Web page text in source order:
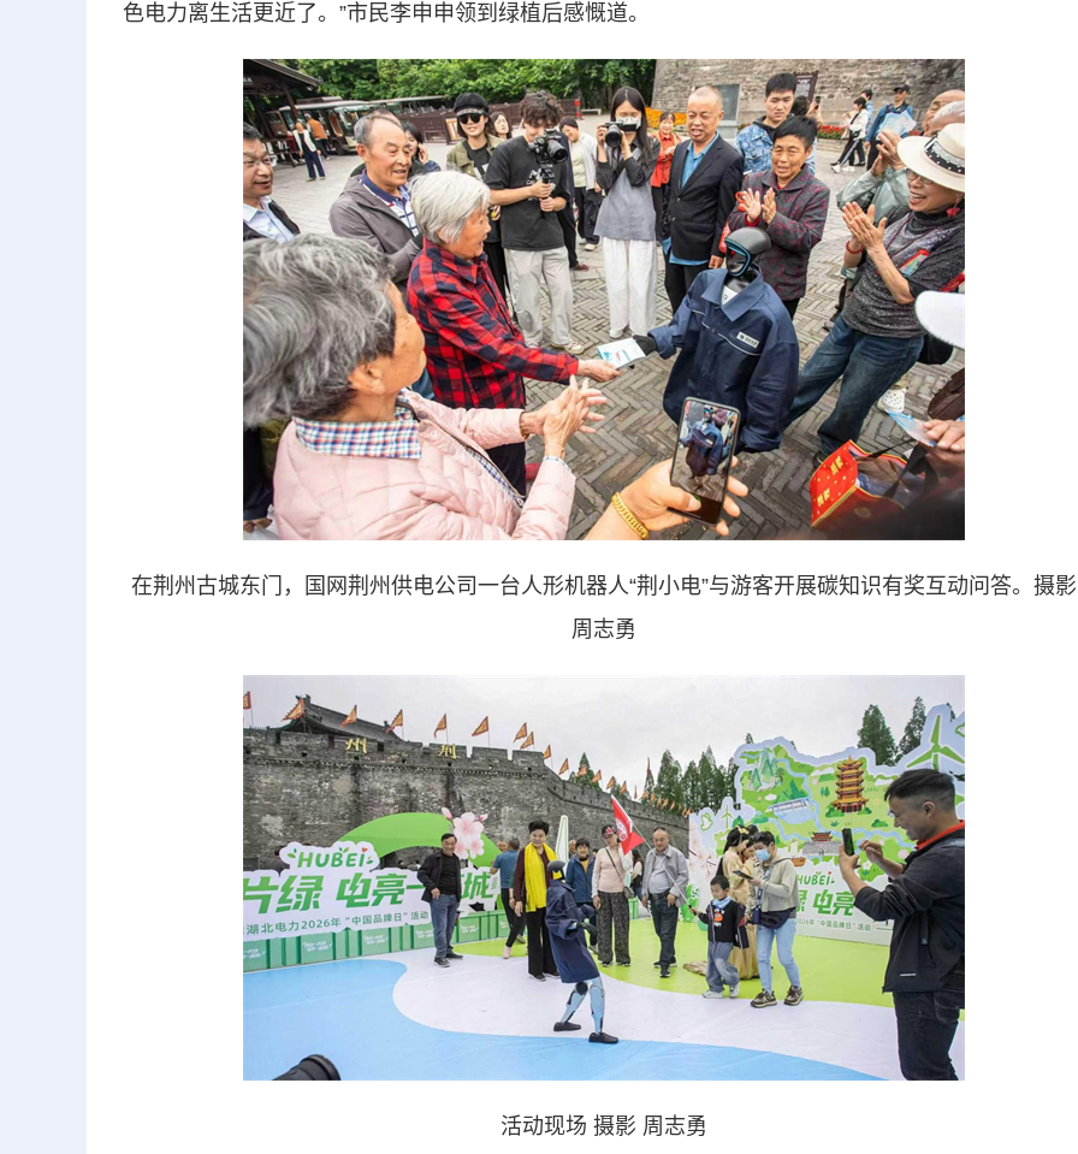
色电力离生活更近了。”市民李申申领到绿植后感慨道。
在荆州古城东门，国网荆州供电公司一台人形机器人“荆小电”与游客开展碳知识有奖互动问答。摄影
周志勇
活动现场 摄影 周志勇